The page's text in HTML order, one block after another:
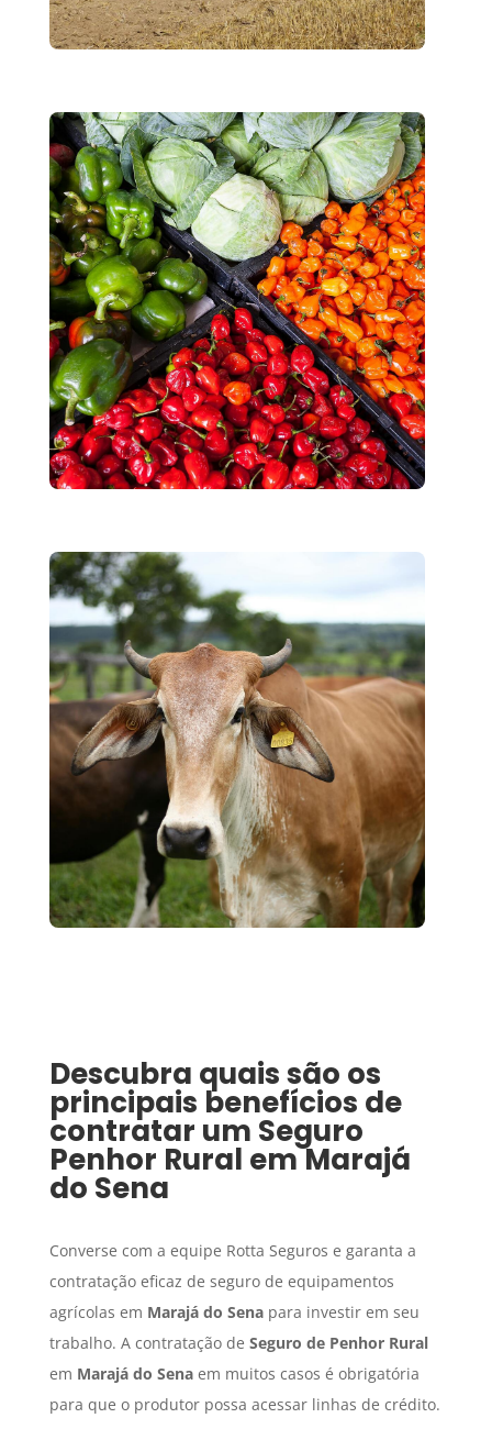
Descubra quais são os
principais benefícios de
contratar um Seguro
Penhor Rural emMarajá
do Sena
Converse com a equipe Rotta Seguros e garanta a
contratação eficaz de seguro de equipamentos
agrícolas em Marajá do Senapara investir em seu
trabalho. A contratação de Seguro de Penhor Rural
em Marajá do Senaem muitos casos é obrigatória
para que o produtor possa acessar linhas de crédito.